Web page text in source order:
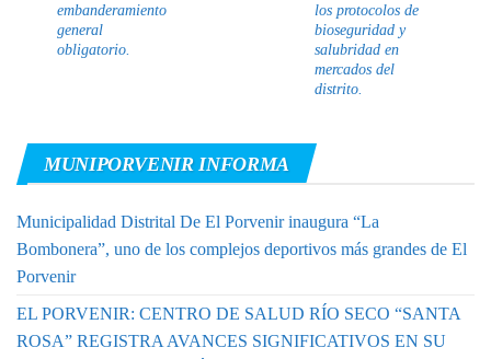
embanderamiento
general
obligatorio.
los protocolos de
bioseguridad y
salubridad en
mercados del
distrito.
MUNIPORVENIR INFORMA
Municipalidad Distrital De El Porvenir inaugura “La
Bombonera”, uno de los complejos deportivos más grandes de El
Porvenir
EL PORVENIR: CENTRO DE SALUD RÍO SECO “SANTA
ROSA” REGISTRA AVANCES SIGNIFICATIVOS EN SU